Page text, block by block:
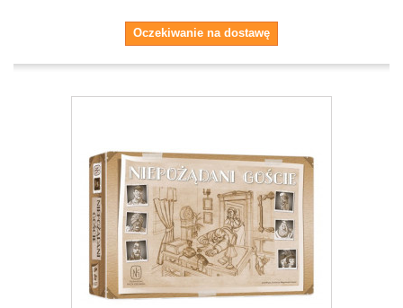
Oczekiwanie na dostawę